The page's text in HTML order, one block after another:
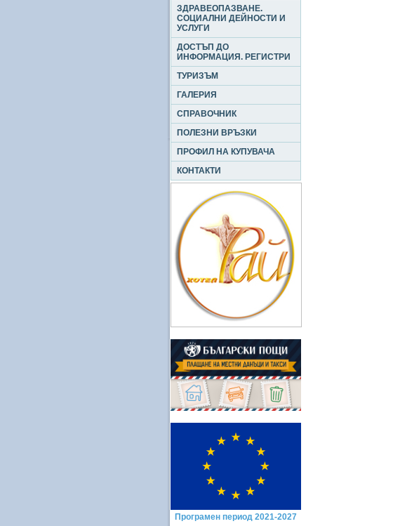
ЗДРАВЕОПАЗВАНЕ.
СОЦИАЛНИ ДЕЙНОСТИ И
УСЛУГИ
ДОСТЪП ДО
ИНФОРМАЦИЯ. РЕГИСТРИ
ТУРИЗЪМ
ГАЛЕРИЯ
СПРАВОЧНИК
ПОЛЕЗНИ ВРЪЗКИ
ПРОФИЛ НА КУПУВАЧА
КОНТАКТИ
Програмен период 2021-2027